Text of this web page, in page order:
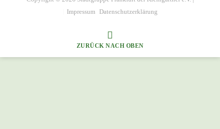
Impressum Datenschutzerklärung
ZURÜCK NACH OBEN